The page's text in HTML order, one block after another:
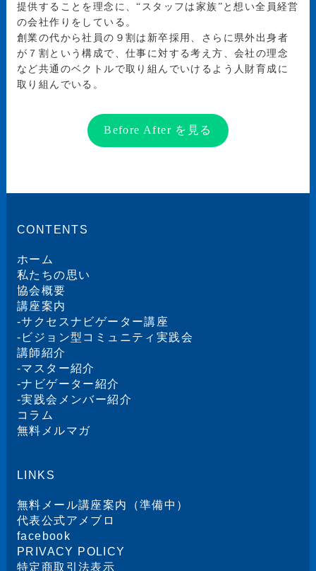
提供することを理念に、“スタッフは家族”と想い全員経営
の会社作りをしている。
創業の代から社員の９割は新卒採用、さらに県外出身者
が７割という構成で、仕事に対する考え方、会社の理念
など共通のベクトルで取り組んでいけるよう人財育成に
取り組んでいる。
Before After を見る
CONTENTS
ホーム
私たちの思い
協会概要
講座案内
-サクセスナビゲーター講座
- ビジョン型コミュニティ実践会
講師紹介
-マスター紹介
-ナビゲーター紹介
-実践会メンバー紹介
コラム
無料メルマガ
LINKS
無料メール講座案内（準備中）
代表公式アメブロ
facebook
PRIVACY POLICY
特定商取引法表示